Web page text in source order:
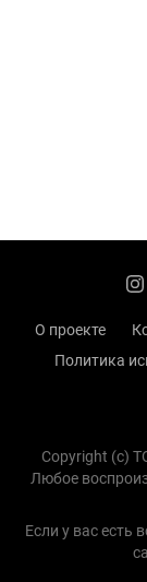
О проекте
Политика
Copyright (с)
Любое
Если у вас есть